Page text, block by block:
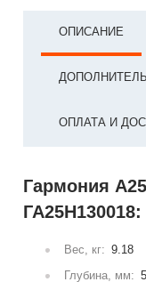
ОПИСАНИЕ
ОПЛАТА И
Гармония
ГА25Н130018:
Вес, кг: 9.18
Глубина, мм: